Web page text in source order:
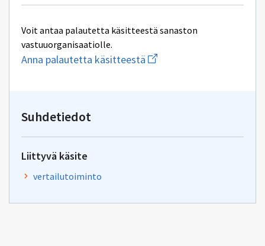
Voit antaa palautetta käsitteestä sanaston
vastuuorganisaatiolle.
Anna palautetta käsitteestä Aloita
uuden
Suhdetiedot
Liittyvä käsite
vertailutoiminto